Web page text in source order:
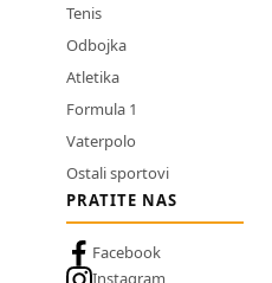
Tenis
Odbojka
Atletika
Formula 1
Vaterpolo
Ostali sportovi
PRATITE NAS
Facebook
Instagram